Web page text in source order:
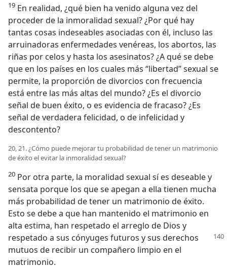
19 En realidad, ¿qué bien ha venido alguna vez del
proceder de la inmoralidad sexual? ¿Por qué hay
tantas cosas indeseables asociadas con él, incluso las
arruinadoras enfermedades venéreas, los abortos, las
riñas por celos y hasta los asesinatos? ¿A qué se debe
que en los países en los cuales más “libertad” sexual se
permite, la proporción de divorcios con frecuencia
está entre las más altas del mundo? ¿Es el divorcio
señal de buen éxito, o es evidencia de fracaso? ¿Es
señal de verdadera felicidad, o de infelicidad y
descontento?
20, 21. ¿Cómo puede mejorar tu probabilidad de tener un matrimonio
de éxito el evitar la inmoralidad sexual?
20 Por otra parte, la moralidad sexual sí es deseable y
sensata porque los que se apegan a ella tienen mucha
más probabilidad de tener un matrimonio de éxito.
Esto se debe a que han mantenido el matrimonio en
alta estima, han respetado el arreglo de Dios y
respetado a sus cónyuges futuros y sus derechos
mutuos de recibir un compañero limpio en el
matrimonio.